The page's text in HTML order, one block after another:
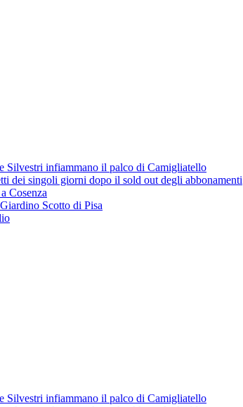
Silvestri infiammano il palco di Camigliatello
dei singoli giorni dopo il sold out degli abbonamenti
Cosenza
Scotto di Pisa
Silvestri infiammano il palco di Camigliatello